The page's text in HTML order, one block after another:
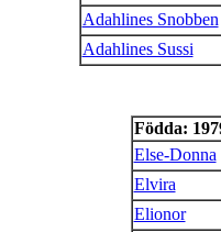
Adahlines Snobben
Adahlines Sussi
Födda:
Else-Donna
Elvira
Elionor